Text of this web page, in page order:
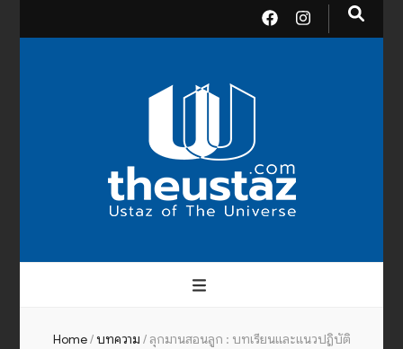
Home/บทความ / ลุกมานสอนลูก : บทเรียนและแนวปฏิบัติ